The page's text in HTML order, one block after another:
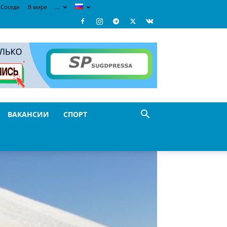
Соседи В мире …
ВАКАНСИИ СПОРТ